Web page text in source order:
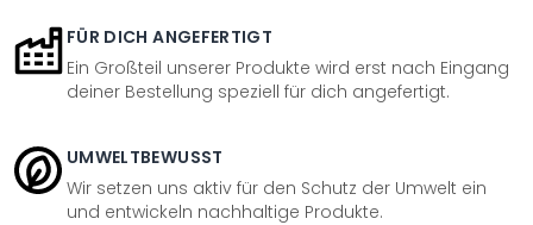
FÜR DICH ANGEFERTIGT
Ein Großteil unserer Produkte wird erst nach Eingang
deiner Bestellung speziell für dich angefertigt.
UMWELTBEWUSST
Wir setzen uns aktiv für den Schutz der Umwelt ein
und entwickeln nachhaltige Produkte.